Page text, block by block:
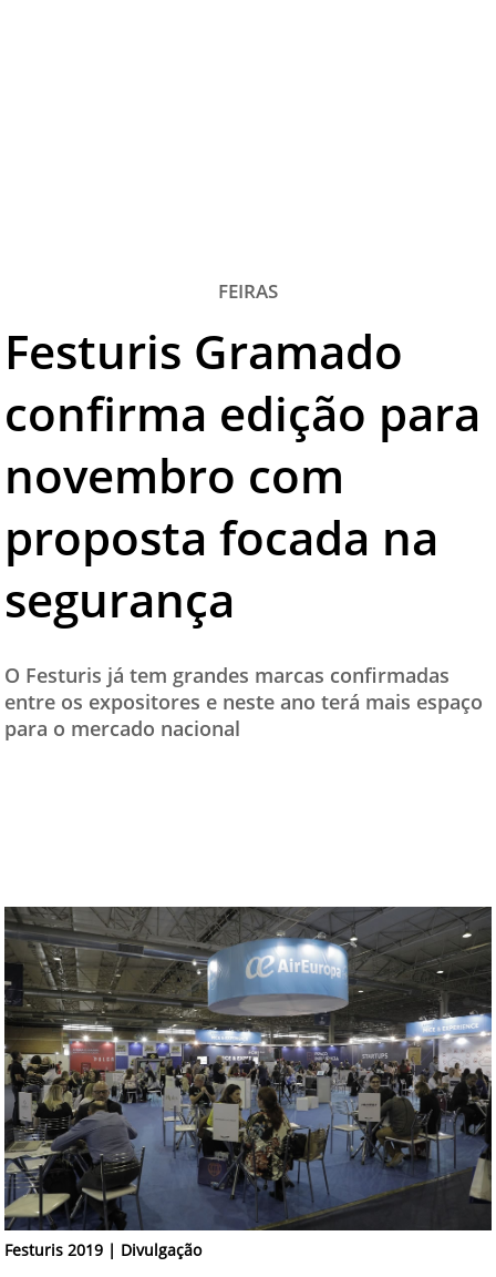
FEIRAS
Festuris Gramado
confirma edição para
novembro com
proposta focada na
segurança
O Festuris já tem grandes marcas confirmadas
entre os expositores e neste ano terá mais espaço
para o mercado nacional
Festuris 2019 | Divulgação